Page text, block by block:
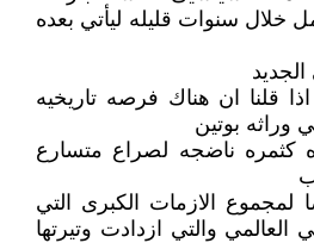
خلال سنوات قليله ليأتي بعده
قلنا ان هناك فرصه تاريخيه
وراثه بوتين
كثمره ناضجه لصراع متسارع
لمجموع الازمات الكبرى التي
والتي ازدادت وتيرتها